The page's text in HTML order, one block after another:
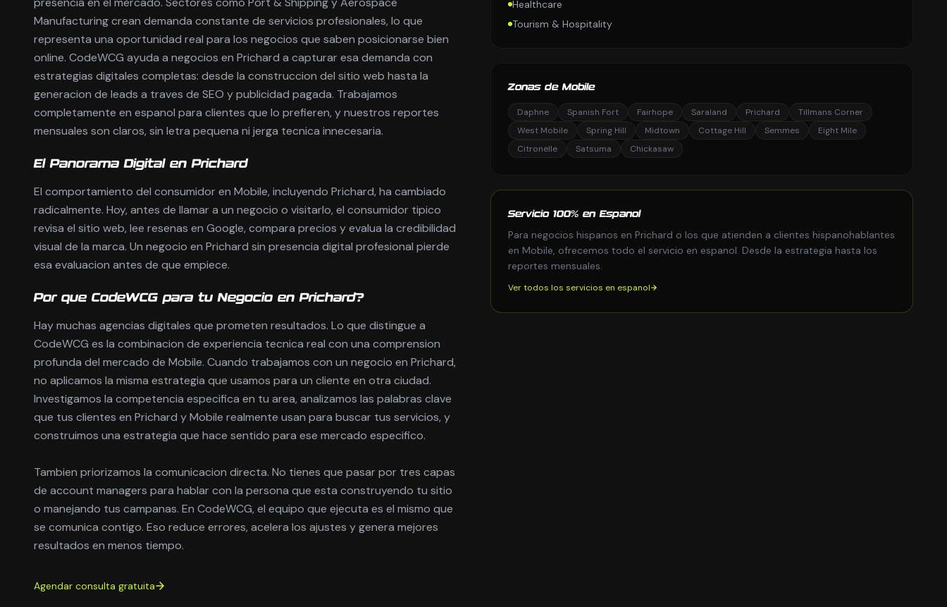
Manufacturing crean demanda constante de servicios profesionales, lo que
representa una oportunidad real para los negocios que saben posicionarse bien
online. CodeWCG ayuda a negocios en Prichard a capturar esa demanda con
estrategias digitales completas: desde la construccion del sitio web hasta la
generacion de leads a traves de SEO y publicidad pagada. Trabajamos
completamente en espanol para clientes que lo prefieren, y nuestros reportes
mensuales son claros, sin letra pequena ni jerga tecnica innecesaria.
El Panorama Digital en Prichard
El comportamiento del consumidor en Mobile, incluyendo Prichard, ha cambiado
radicalmente. Hoy, antes de llamar a un negocio o visitarlo, el consumidor tipico
revisa el sitio web, lee resenas en Google, compara precios y evalua la credibilidad
visual de la marca. Un negocio en Prichard sin presencia digital profesional pierde
esa evaluacion antes de que empiece.
Por que CodeWCG para tu Negocio en Prichard?
Hay muchas agencias digitales que prometen resultados. Lo que distingue a
CodeWCG es la combinacion de experiencia tecnica real con una comprension
profunda del mercado de Mobile. Cuando trabajamos con un negocio en Prichard,
no aplicamos la misma estrategia que usamos para un cliente en otra ciudad.
Investigamos la competencia especifica en tu area, analizamos las palabras clave
que tus clientes en Prichard y Mobile realmente usan para buscar tus servicios, y
construimos una estrategia que hace sentido para ese mercado especifico.
Tambien priorizamos la comunicacion directa. No tienes que pasar por tres capas
de account managers para hablar con la persona que esta construyendo tu sitio
o manejando tus campanas. En CodeWCG, el equipo que ejecuta es el mismo que
se comunica contigo. Eso reduce errores, acelera los ajustes y genera mejores
resultados en menos tiempo.
Agendar consulta gratuita
Healthcare
Tourism & Hospitality
Zonas de Mobile
Daphne Spanish Fort Fairhope Saraland Prichard
Tillmans Corner
West Mobile
Spring Hill Midtown Cottage Hill Semmes
Eight Mile
Citronelle
Satsuma Chickasaw
Servicio 100% en Espanol
Para negocios hispanos en Prichard o los que atienden a clientes hispanohablantes
en Mobile, ofrecemos todo el servicio en espanol. Desde la estrategia hasta los
reportes mensuales.
Ver todos los servicios en espanol